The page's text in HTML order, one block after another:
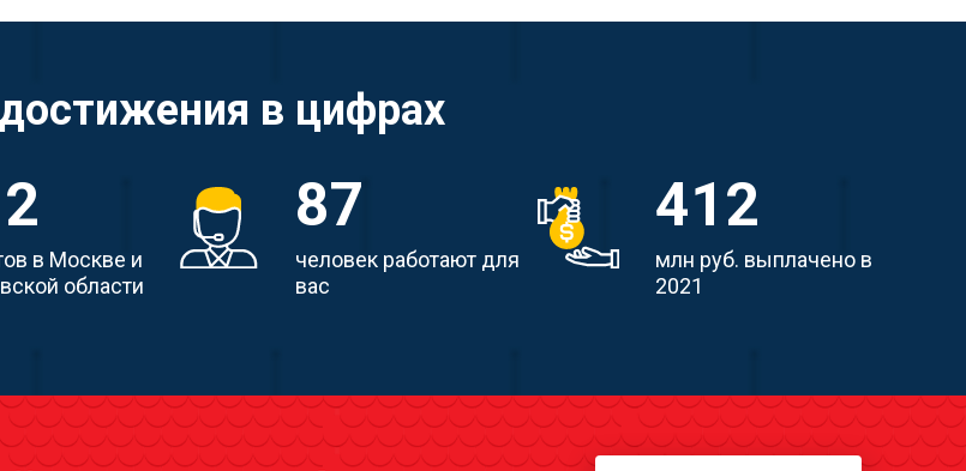
в цифрах
в Москве и
области
87
человек работают для
вас
412
млн руб. выплачено в
2021